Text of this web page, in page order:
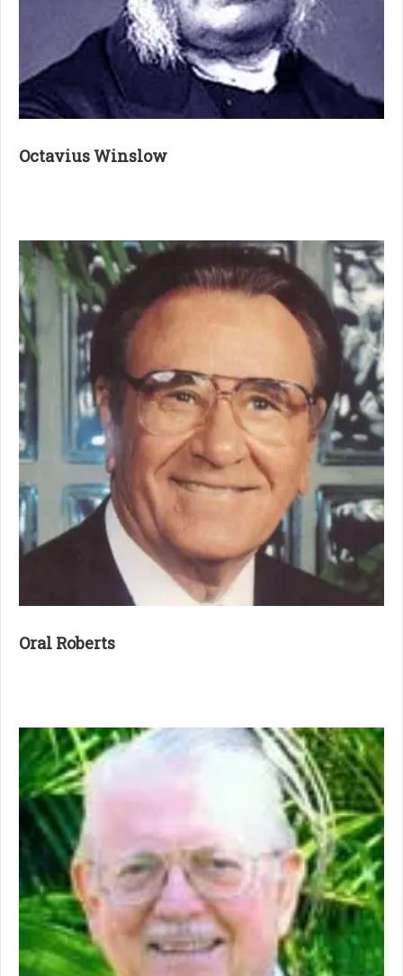
Octavius Winslow
Oral Roberts